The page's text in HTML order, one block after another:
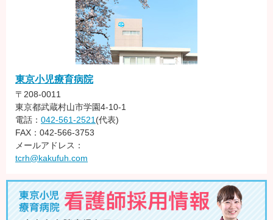
東京小児療育病院
〒208-0011
東京都武蔵村山市学園4-10-1
電話： 042-561-2521 (代表)
FAX：042-566-3753
メールアドレス：
tcrh@kakufuh.com